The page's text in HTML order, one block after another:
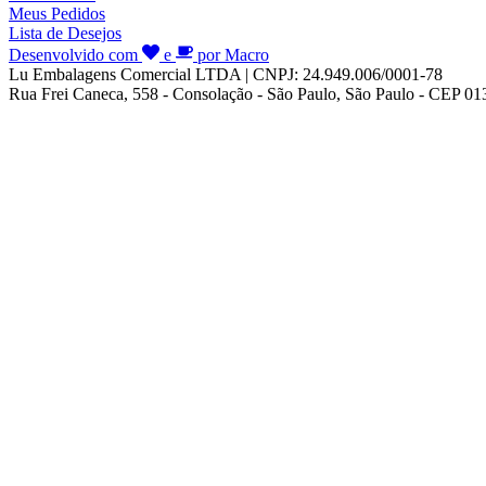
Meus Pedidos
Lista de Desejos
Desenvolvido com
e
por Macro
Lu Embalagens Comercial LTDA | CNPJ: 24.949.006/0001-78
Rua Frei Caneca, 558 - Consolação - São Paulo, São Paulo - CEP